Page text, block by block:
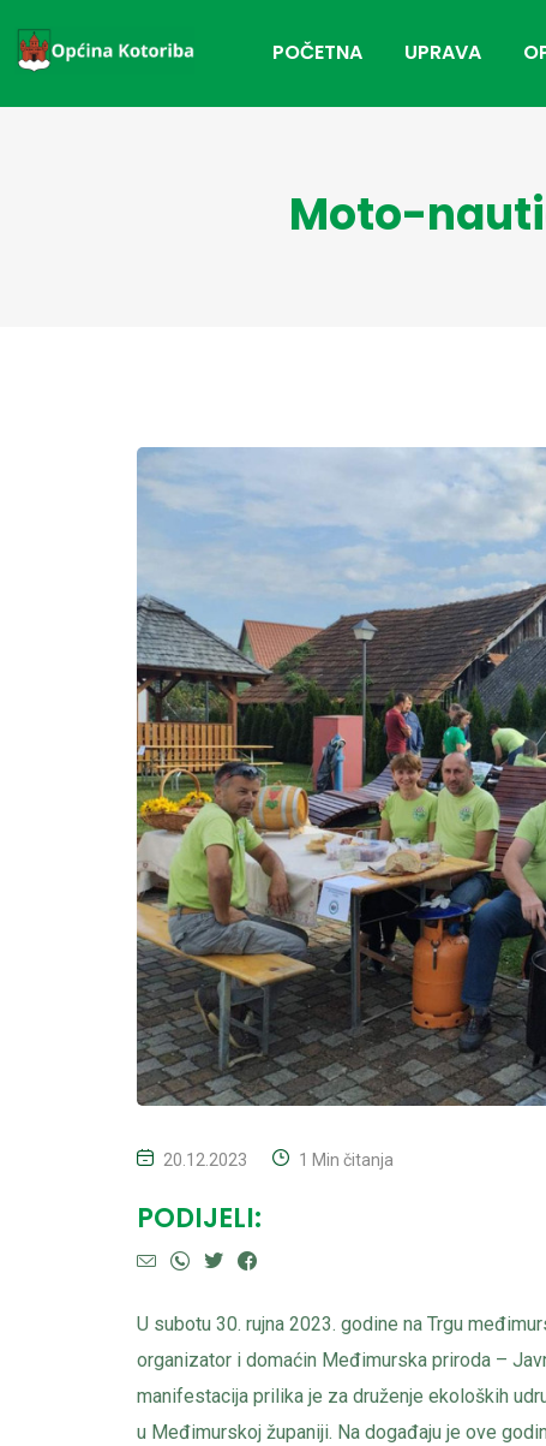
POČETNA UPRAVA
Moto-
20.12.2023 1 Min čitanja
PODIJELI:
U subotu 30. rujna 2023. godine na Trgu
organizator i domaćin Međimurska priroda –
manifestacija prilika je za druženje ekoloških
u Međimurskoj županiji. Na događaju je ove